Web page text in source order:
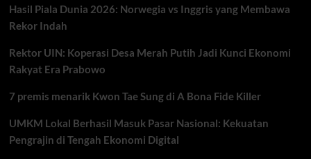
Hasil Piala Dunia 2026: Norwegia vs Inggris yang Membawa
Rekor Indah
Rektor UIN: Koperasi Desa Merah Putih Jadi Kunci Ekonomi
Rakyat Era Prabowo
7 premis menarik Kwon Tae Sung di A Bona Fide Killer
UMKM Lokal Berhasil Masuk Pasar Nasional: Kekuatan
Pengrajin di Tengah Ekonomi Digital